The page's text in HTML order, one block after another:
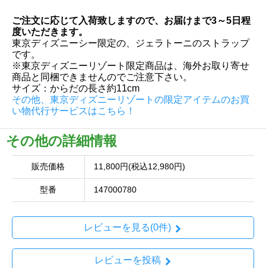
ご注文に応じて入荷致しますので、お届けまで3～5日程
度いただきます。
東京ディズニーシー限定の、ジェラトーニのストラップ
です。
※東京ディズニーリゾート限定商品は、海外お取り寄せ
商品と同梱できませんのでご注意下さい。
サイズ：からだの長さ約11cm
その他、東京ディズニーリゾートの限定アイテムのお買
い物代行サービスはこちら！
その他の詳細情報
販売価格 11,800円(税込12,980円)
型番 147000780
レビューを見る(0件)
レビューを投稿